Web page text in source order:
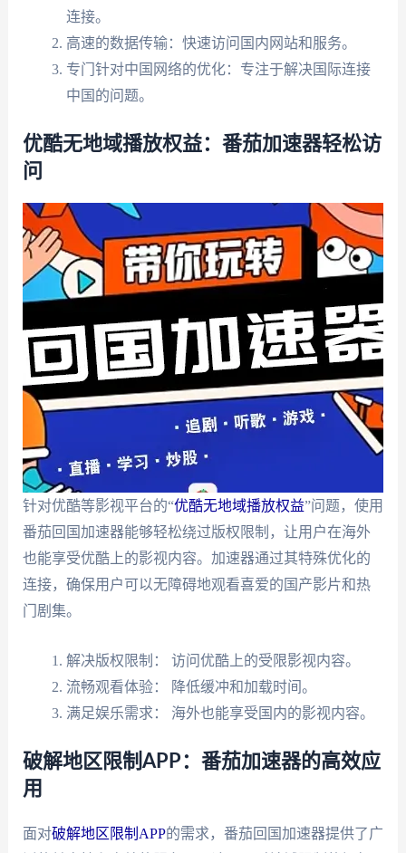
连接。
高速的数据传输：快速访问国内网站和服务。
专门针对中国网络的优化：专注于解决国际连接
中国的问题。
优酷无地域播放权益：番茄加速器轻松访
问
针对优酷等影视平台的“优酷无地域播放权益”问题，使用
番茄回国加速器能够轻松绕过版权限制，让用户在海外
也能享受优酷上的影视内容。加速器通过其特殊优化的
连接，确保用户可以无障碍地观看喜爱的国产影片和热
门剧集。
解决版权限制： 访问优酷上的受限影视内容。
流畅观看体验： 降低缓冲和加载时间。
满足娱乐需求： 海外也能享受国内的影视内容。
破解地区限制APP：番茄加速器的高效应
用
面对破解地区限制APP的需求，番茄回国加速器提供了广